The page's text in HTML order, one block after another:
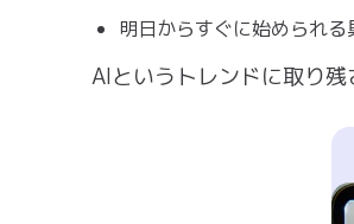
明日からすぐに始められ
AIというトレンドに取り